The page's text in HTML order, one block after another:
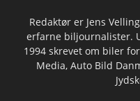
Redaktør er Jens
erfarne biljournalister.
1994 skrevet om biler
Media, Auto Bild